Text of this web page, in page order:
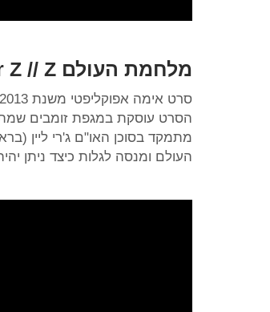
מלחמת העולם Z // Z
סרט אימה אפוקליפטי משנת 2013 של הבמאי מארק פורסטר, בכיכובו של
הסרט עוסקת במגפת זומבים
מתמקד בסוכן האו"ם ג'רי ליין
העולם ומנסה לגלות כיצד ניתן